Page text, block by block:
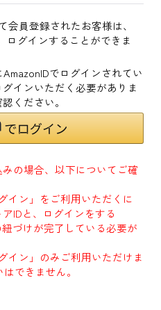
員登録されたお客様は、
ログインすることができま
AmazonIDでログインされてい
インいただく必要がありま
ください。
の場合、以下についてご確
イン」をご利用いただくに
IDと、ログインをする
づけが完了している必要が
イン」のみご利用いただけま
できません。